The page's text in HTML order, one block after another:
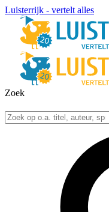
Luisterrijk - vertelt alles
Zoek